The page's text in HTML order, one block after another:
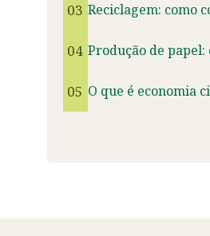
03 Reciclagem: como
04 Produção de
05 O que é economia